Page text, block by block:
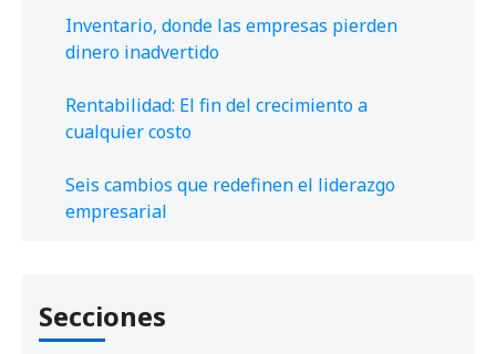
Inventario, donde las empresas pierden
dinero inadvertido
Rentabilidad: El fin del crecimiento a
cualquier costo
Seis cambios que redefinen el liderazgo
empresarial
Secciones